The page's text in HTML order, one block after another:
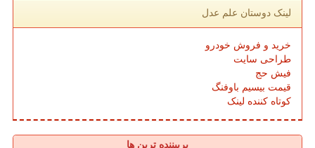
لینک دوستان علم عدل
خرید و فروش خودرو
طراحی سایت
فیش حج
قیمت بیسیم باوفنگ
کوتاه کننده لینک
پربیننده ترین ها